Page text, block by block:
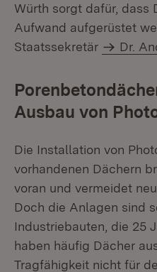
Würth sorgt dafür, dass
Aufwand aufgerüstet
Staatssekretär
Dr.
Ausbau von
Die Installation von
vorhandenen Dächern
voran und vermeidet
Doch die Anlagen sind
Industriebauten, die 25
haben häufig Dächer
Tragfähigkeit nicht für